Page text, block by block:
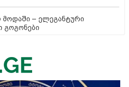
– ელეგანტური
გოგონები